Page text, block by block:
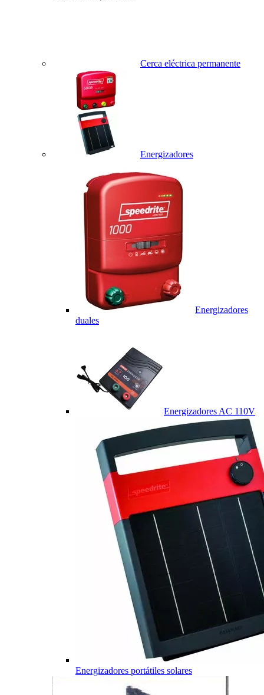
Cerca eléctrica permanente
Energizadores
Energizadores
duales
Energizadores AC 110V
Energizadores portátiles solares